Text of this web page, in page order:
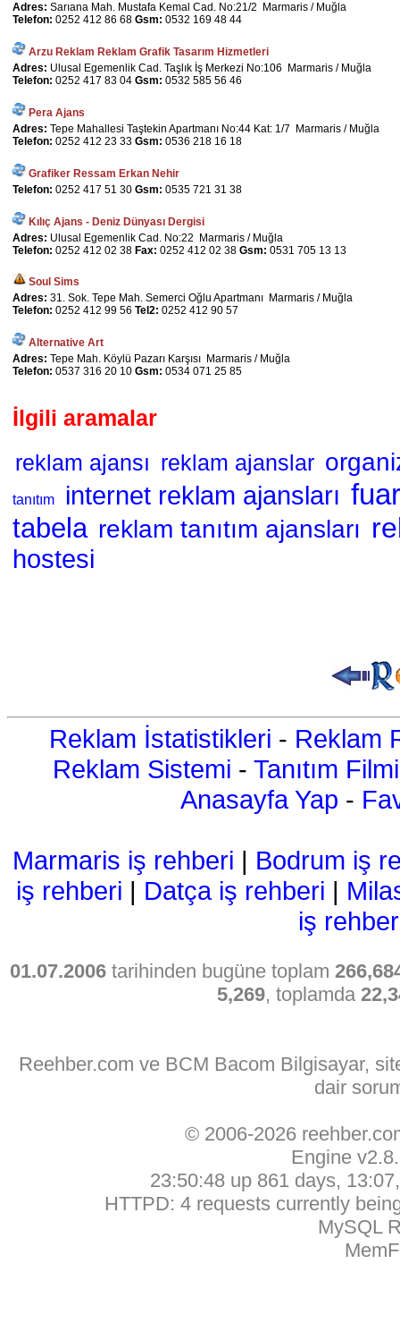
Adres: Sarıana Mah. Mustafa Kemal Cad. No:21/2 Marmaris / Muğla
Telefon: 0252 412 86 68 Gsm: 0532 169 48 44
Arzu Reklam Reklam Grafik Tasarım Hizmetleri
Adres: Ulusal Egemenlik Cad. Taşlık İş Merkezi No:106 Marmaris / Muğla
Telefon: 0252 417 83 04 Gsm: 0532 585 56 46
Pera Ajans
Adres: Tepe Mahallesi Taştekin Apartmanı No:44 Kat: 1/7 Marmaris / Muğla
Telefon: 0252 412 23 33 Gsm: 0536 218 16 18
Grafiker Ressam Erkan Nehir
Telefon: 0252 417 51 30 Gsm: 0535 721 31 38
Kılıç Ajans - Deniz Dünyası Dergisi
Adres: Ulusal Egemenlik Cad. No:22 Marmaris / Muğla
Telefon: 0252 412 02 38 Fax: 0252 412 02 38 Gsm: 0531 705 13 13
Soul Sims
Adres: 31. Sok. Tepe Mah. Semerci Oğlu Apartmanı Marmaris / Muğla
Telefon: 0252 412 99 56 Tel2: 0252 412 90 57
Alternative Art
Adres: Tepe Mah. Köylü Pazarı Karşısı Marmaris / Muğla
Telefon: 0537 316 20 10 Gsm: 0534 071 25 85
İlgili aramalar
reklam ajansı reklam ajanslar
tanıtım internet reklam ajansları
tabela reklam tanıtım ajansları
hostesi
Reklam İstatistikleri - Reklam
Reklam Sistemi - Tanıtım Filmi
Anasayfa Yap -
Marmaris iş rehberi | Bodrum iş
iş rehberi | Datça iş rehberi |
iş
01.07.2006 tarihinden bugüne toplam
5,269, toplamda
Reehber.com ve BCM Bacom Bilgisayar,
dair
© 2006-2026
Engine
23:50:48 up 861 days,
HTTPD: 4 requests currently
MySQL